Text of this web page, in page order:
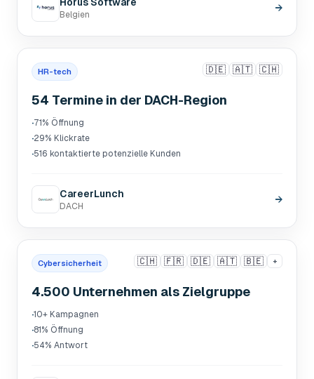
Belgien
→
HR-tech 🇩🇪 🇦🇹 🇨🇭
54 Termine in der DACH-Region
·71% Öffnung
·29% Klickrate
·516 kontaktierte potenzielle Kunden
CareerLunch
DACH
→
Cybersicherheit 🇨🇭 🇫🇷 🇩🇪 🇦🇹 🇧🇪 +
4.500 Unternehmen als Zielgruppe
·10+ Kampagnen
·81% Öffnung
·54% Antwort